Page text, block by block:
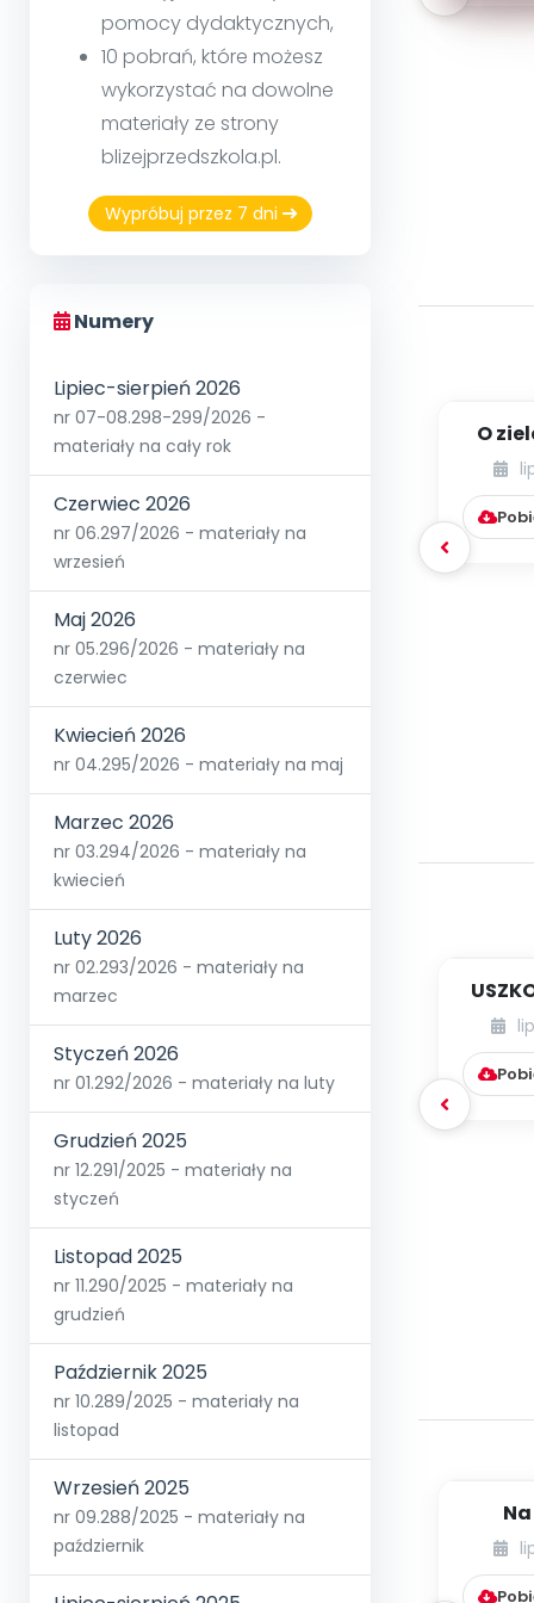
pomocy dydaktycznych,
10 pobrań, które możesz
wykorzystać na dowolne
materiały ze strony
blizejprzedszkola.pl.
Wypróbuj przez 7 dni
Numery
Lipiec-sierpień 2026
nr 07-08.298-299/2026 -
materiały na cały rok
Czerwiec 2026
nr 06.297/2026 - materiały na
wrzesień
Maj 2026
nr 05.296/2026 - materiały na
czerwiec
Kwiecień 2026
nr 04.295/2026 - materiały na maj
Marzec 2026
nr 03.294/2026 - materiały na
kwiecień
Luty 2026
nr 02.293/2026 - materiały na
marzec
Styczeń 2026
nr 01.292/2026 - materiały na luty
Grudzień 2025
nr 12.291/2025 - materiały na
styczeń
Listopad 2025
nr 11.290/2025 - materiały na
grudzień
Październik 2025
nr 10.289/2025 - materiały na
listopad
Wrzesień 2025
nr 09.288/2025 - materiały na
październik
O